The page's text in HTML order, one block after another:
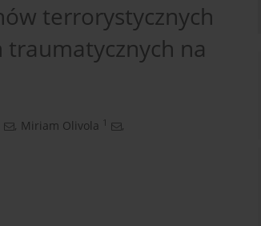
terrorystycznych
na
, Miriam Olivola 1
,